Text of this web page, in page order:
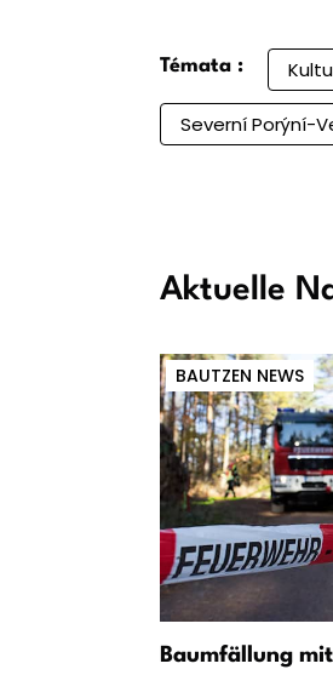
Témata :
Severní Porýní-
Aktuelle
BAUTZEN NEWS
Baumfällung